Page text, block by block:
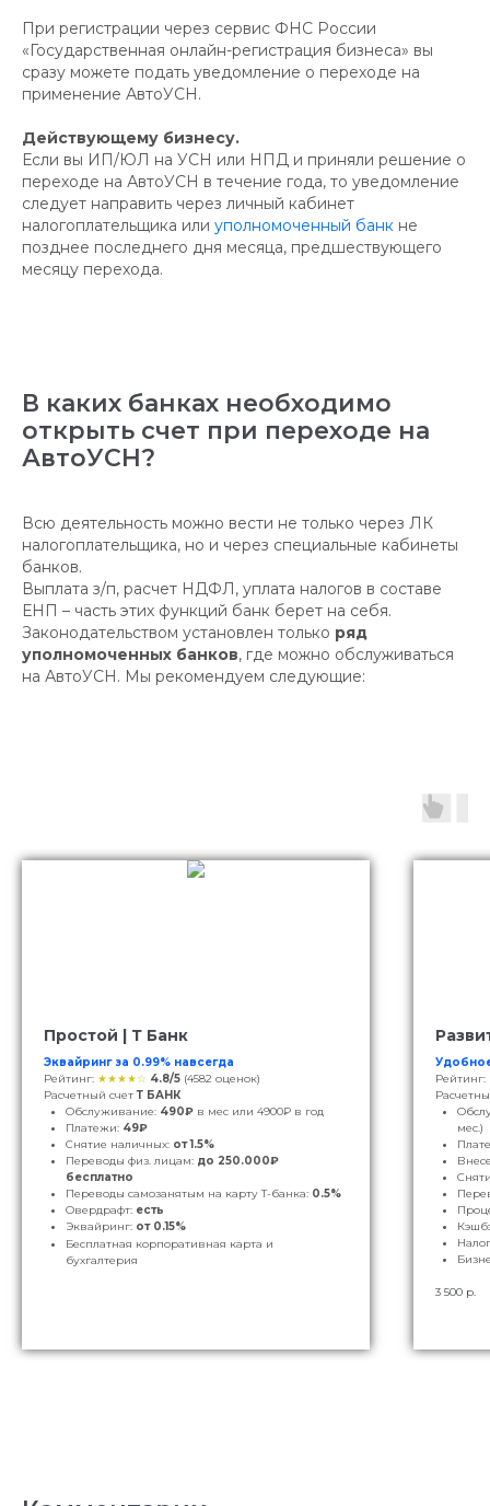
При регистрации через сервис ФНС России
«Государственная онлайн-регистрация бизнеса» вы
сразу можете подать уведомление о переходе на
применение АвтоУСН.
Действующему бизнесу.
Если вы ИП/ЮЛ на УСН или НПД и приняли решение о
переходе на АвтоУСН в течение года, то уведомление
следует направить через личный кабинет
налогоплательщика или уполномоченный банк не
позднее последнего дня месяца, предшествующего
месяцу перехода.
В каких банках необходимо
открыть счет при переходе на
АвтоУСН?
Всю деятельность можно вести не только через ЛК
налогоплательщика, но и через специальные кабинеты
банков.
Выплата з/п, расчет НДФЛ, уплата налогов в составе
ЕНП – часть этих функций банк берет на себя.
Законодательством установлен только ряд
уполномоченных банков, где можно обслуживаться
на АвтоУСН. Мы рекомендуем следующие:
Простой | Т Банк
Эквайринг за 0.99% навсегда
Рейтинг: ★★★★☆ 4.8/5 (4582 оценок)
Расчетный счетТ БАНК
Обслуживание: 490₽ в мес или 4900₽ в год
Платежи: 49₽
Снятие наличных: от 1.5%
Переводы физ. лицам: до 250.000₽
бесплатно
Переводы самозанятым на карту Т-банка: 0.5%
Овердрафт: есть
Эквайринг: от 0.15%
Бесплатная корпоративная карта и
бухгалтерия
Рейтинг:
мес.)
3 500 р.